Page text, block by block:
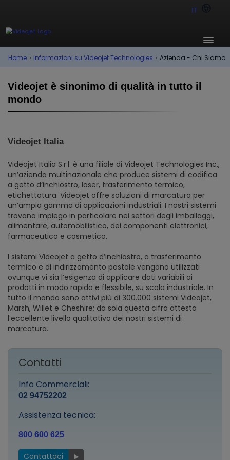
IT
Home › Informazioni su Videojet Technologies › Azienda - Chi Siamo
Videojet è sinonimo di qualità in tutto il
mondo
Videojet Italia
Videojet Italia S.r.l. è una filiale di Videojet Technologies Inc.,
un’azienda multinazionale che produce sistemi di codifica
a getto d’inchiostro, laser, trasferimento termico,
etichettatura. Videojet offre soluzioni di marcatura per
un’ampia gamma di applicazioni industriali. I nostri sistemi
trovano impiego in particolare nei settori degli imballaggi,
alimentare, automobilistico, dei componenti elettronici,
farmaceutico e cosmetico.
I sistemi Videojet a getto d’inchiostro, a trasferimento
termico e di indirizzamento postale vengono utilizzati
ovunque vi sia l’esigenza di applicare dati variabili ai
prodotti in modo rapido e flessibile, su scala industriale. In
tutto il mondo sono attivi più di 300.000 sistemi Videojet,
Marsh, Willet e Cheshire; da sola questa cifra attesta
l’eccellente livello qualitativo dei nostri sistemi di
marcatura.
Contatti
Info Commerciali:
02 94752202
Assistenza tecnica:
800 600 625
Contattaci